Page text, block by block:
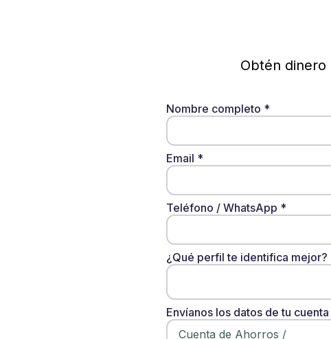
Obtén
Nombre completo *
Email *
Teléfono / WhatsApp *
¿Qué perfil te identifica mejor?
Envíanos los datos de tu